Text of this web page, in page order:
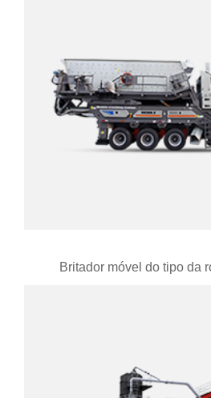
Britador móvel do tipo da